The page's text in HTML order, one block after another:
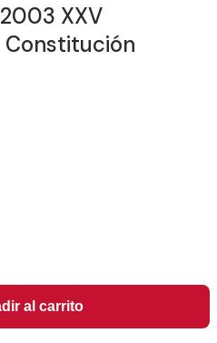
XXV
Constitución
al carrito